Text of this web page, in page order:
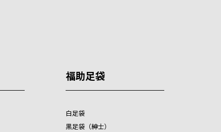
福助足袋
白足袋
黒足袋（紳士）